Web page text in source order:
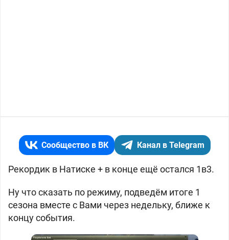
Сообщество в ВК Канал в Telegram
Рекордик в Натиске + в конце ещё остался 1в3.
Ну что сказать по режиму, подведём итоге 1
сезона вместе с Вами через недельку, ближе к
концу события.